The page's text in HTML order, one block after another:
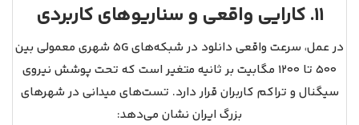
11. کارایی واقعی و سناریوهای کاربردی
در عمل، سرعت واقعی دانلود در شبکه‌های 5G شهری معمولی بین
۵۰۰ تا ۱۲۰۰ مگابیت بر ثانیه متغیر است که تحت پوشش نیروی
سیگنال و تراکم کاربران قرار دارد. تست‌های میدانی در شهرهای
بزرگ ایران نشان می‌دهد: